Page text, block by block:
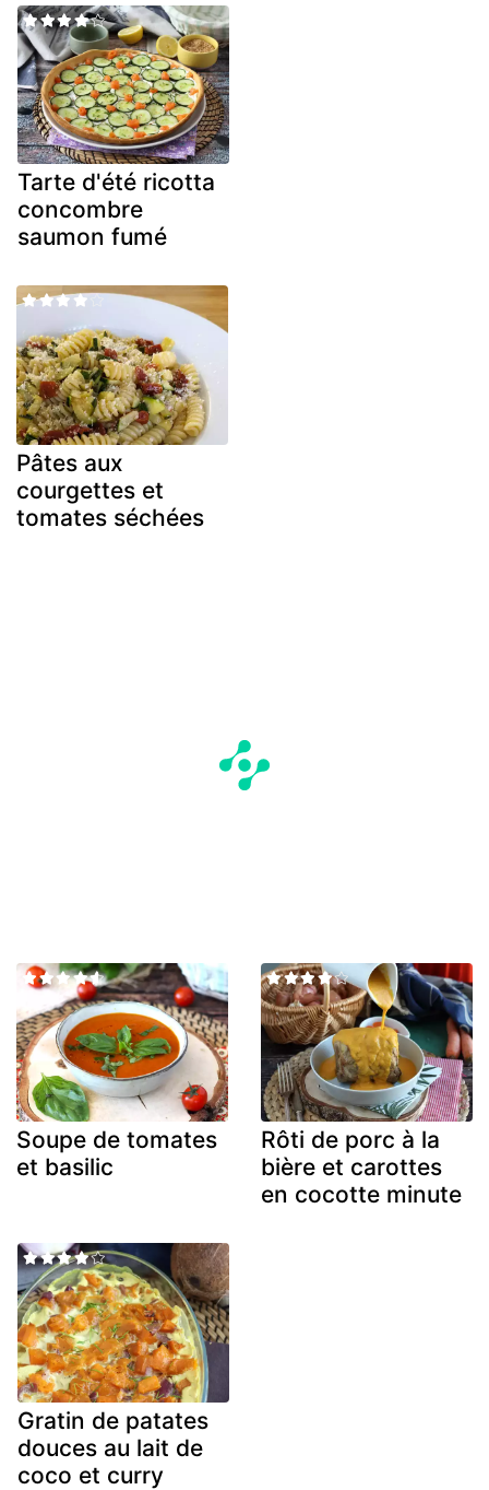
Tarte d'été ricotta
concombre
saumon fumé
Pâtes aux
courgettes et
tomates séchées
Soupe de tomates
et basilic
Rôti de porc à la
bière et carottes
en cocotte minute
Gratin de patates
douces au lait de
coco et curry